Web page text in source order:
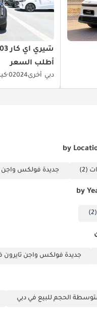
شيري آي كار 03
أطلب السعر
دبي أخرى20240 كيلومتر
(2) جديدة فولكس واجن ID. يونيكس دبي
(2)
جديدة فولكس واجن تايرون
الحجم للبيع في دبي